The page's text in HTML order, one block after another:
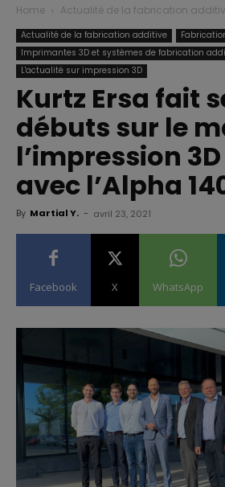
Home Actualité de la fabrication
Actualité de la fabrication additive
Imprimantes 3D et systèmes de fabrication
L'actualité sur impression 3D
Kurtz Ersa fait
débuts sur le
l’impression
avec l’Alpha
By Martial Y. - avril 23, 2021
Facebook X WhatsApp